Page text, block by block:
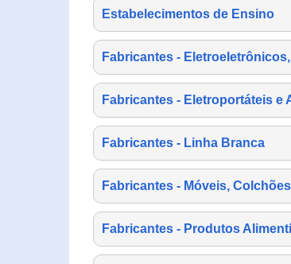
Estabelecimentos de Ensino
Fabricantes -
Fabricantes - Eletroportáteis e
Fabricantes - Linha Branca
Fabricantes - Móveis,
Fabricantes - Produtos